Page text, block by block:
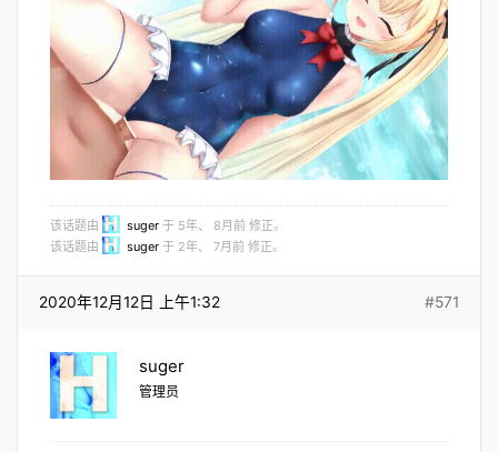
该话题由 suger于 5年、 8月前 修正。
该话题由
suger于 2年、 7月前 修正。
2020年12月12日 上午1:32 #571
suger
管理员